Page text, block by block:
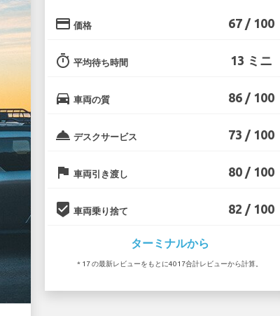
credit_card 価格 67 / 100
timer 平均待ち時間 13 ミニ
directions_car 車両の質 86 / 100
room_service デスクサービス 73 / 100
flag 車両引き渡し 80 / 100
beenhere 車両乗り捨て 82 / 100
ターミナルから
* 17 の最新レビューをもとに4017合計レビューから計算。